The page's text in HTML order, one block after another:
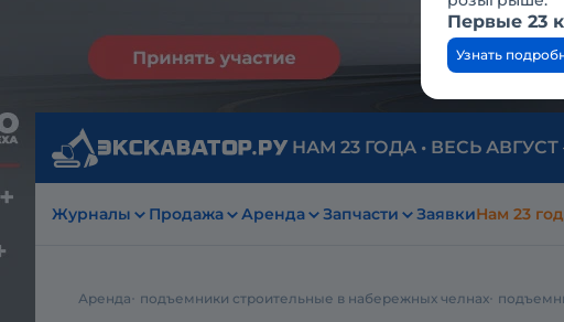
НАМ 23 ГОДА • ВЕСЬ
Журналы Продажа Аренда Запчасти ЗаявкиНам 23
Аренда подъемники строительные в набережных челнах
Первые 23
Узнать